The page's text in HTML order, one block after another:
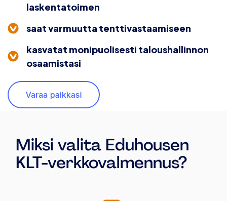
laskentatoimen
saatvarmuutta tenttivastaamiseen
kasvatat monipuolisesti taloushallinnon
osaamistasi
Miksi valita Eduhousen
KLT-verkkovalmennus?